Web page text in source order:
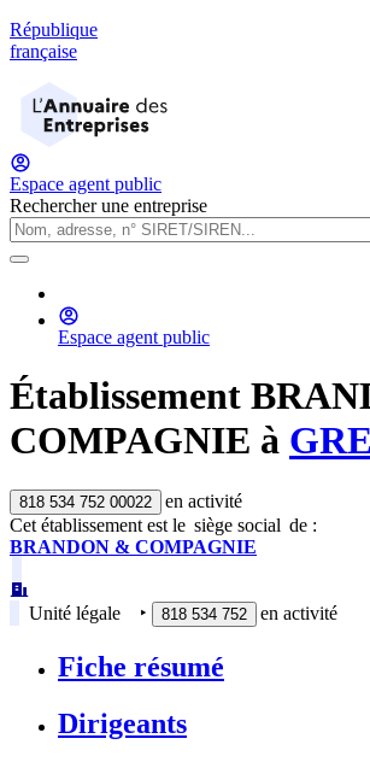
République
française
Espace agent public
Rechercher une entreprise
Espace agent public
Établissement
COMPAGNIE à
818 534 752 00022
en activité
Cet établissement est le siège social de :
BRANDON & COMPAGNIE
Unité légale ‣ 818 534 752 en activité
Fiche résumé
Dirigeants